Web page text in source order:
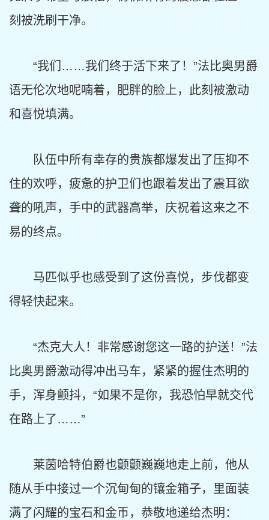
刻被洗刷干净。
“我们……我们终于活下来了！”法比奥男爵
语无伦次地呢喃着，肥胖的脸上，此刻被激动
和喜悦填满。
队伍中所有幸存的贵族都爆发出了压抑不
住的欢呼，疲惫的护卫们也跟着发出了震耳欲
聋的吼声，手中的武器高举，庆祝着这来之不
易的终点。
马匹似乎也感受到了这份喜悦，步伐都变
得轻快起来。
“杰克大人！非常感谢您这一路的护送！”法
比奥男爵激动得冲出马车，紧紧的握住杰明的
手，浑身颤抖，“如果不是你，我恐怕早就交代
在路上了……”
莱茵哈特伯爵也颤颤巍巍地走上前，他从
随从手中接过一个沉甸甸的镶金箱子，里面装
满了闪耀的宝石和金币，恭敬地递给杰明：